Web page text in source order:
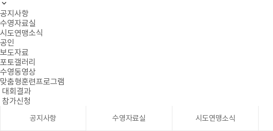
공지사항
수영자료실
시도연맹소식
공인
보도자료
포토갤러리
수영동영상
맞춤형훈련프로그램
대회결과
참가신청
공지사항 수영자료실 시도연맹소식